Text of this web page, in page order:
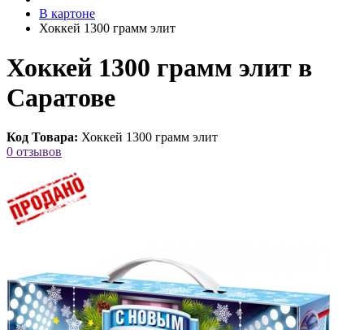
В картоне
Хоккей 1300 грамм элит
Хоккей 1300 грамм элит в
Саратове
Код Товара: Хоккей 1300 грамм элит
0 отзывов